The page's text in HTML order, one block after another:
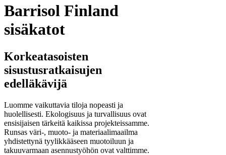
Barrisol Finland
sisäkatot
Korkeatasoisten
sisustusratkaisujen
edelläkävijä
Luomme vaikuttavia tiloja nopeasti ja
huolellisesti. Ekologisuus ja turvallisuus ovat
ensisijaisen tärkeitä kaikissa projekteissamme.
Runsas väri-, muoto- ja materiaalimaailma
yhdistettynä tyylikkääseen muotoiluun ja
takuuvarmaan asennustyöhön ovat valttimme.